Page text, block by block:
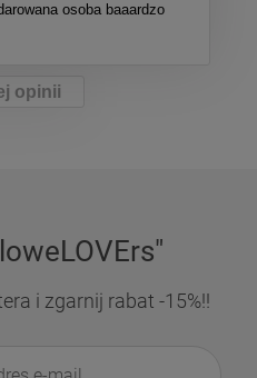
osoba baaardzo
opinii
i zgarnij rabat -15%!!